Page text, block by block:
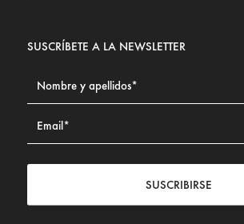
SUSCRÍBETE A LA NEWSLETTER
SUSCRIBIRSE